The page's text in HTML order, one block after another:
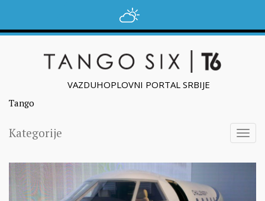
VAZDUHOPLOVNI PORTAL SRBIJE
Tango
Kategorije